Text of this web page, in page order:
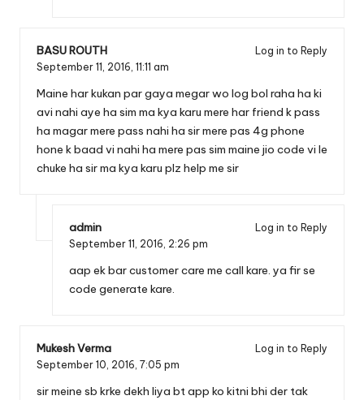
BASU ROUTH
Log in to Reply
September 11, 2016, 11:11 am
Maine har kukan par gaya megar wo log bol raha ha ki
avi nahi aye ha sim ma kya karu mere har friend k pass
ha magar mere pass nahi ha sir mere pas 4g phone
hone k baad vi nahi ha mere pas sim maine jio code vi le
chuke ha sir ma kya karu plz help me sir
admin
Log in to Reply
September 11, 2016, 2:26 pm
aap ek bar customer care me call kare. ya fir se
code generate kare.
Mukesh Verma
Log in to Reply
September 10, 2016, 7:05 pm
sir meine sb krke dekh liya bt app ko kitni bhi der tak